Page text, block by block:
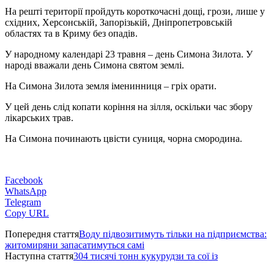
На решті території пройдуть короткочасні дощі, грози, лише у
східних, Херсонській, Запорізькій, Дніпропетровській
областях та в Криму без опадів.
У народному календарі 23 травня – день Симона Зилота. У
народі вважали день Симона святом землі.
На Симона Зилота земля іменинниця – гріх орати.
У цей день слід копати коріння на зілля, оскільки час збору
лікарських трав.
На Симона починають цвісти суниця, чорна смородина.
Facebook
WhatsApp
Telegram
Copy URL
Попередня статтяВоду підвозитимуть тільки на підприємства:
житомиряни запасатимуться самі
Наступна стаття304 тисячі тонн кукурудзи та сої із